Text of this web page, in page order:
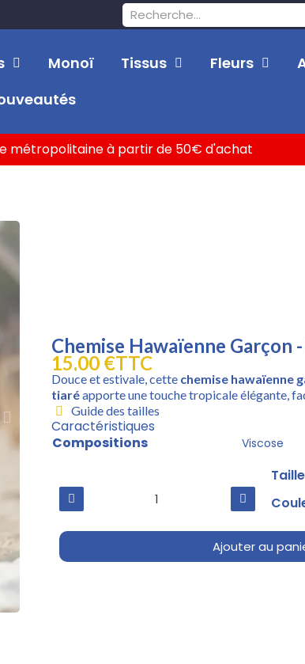
Monoï Tissus Fleurs
métropolitaine à partir de 50€ d'achat
Chemise Hawaïenne Garçon
15,00 €TTC
Douce et estivale, cette chemise hawaïenne
tiaréapporte une touche tropicale élégante,
Guide des tailles
Caractéristiques
Compositions
Viscose
Taille
Ajouter au